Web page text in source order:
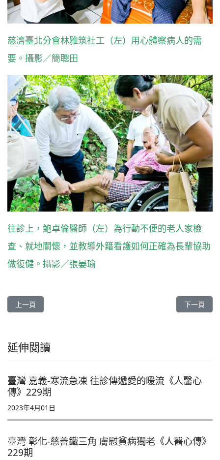
慈濟臺北分會林雅筑社工（左）用心體察病人的需
要。攝影／簡聰田
往診上，鮑卓倫醫師（左）為行動不便的老人家檢
查、就地關懷，並教導外籍看護如何正確為長輩協助
做復健。攝影／張晏瑜
上一篇文章: 【臺灣 彰化】人醫志工用心相待 病家都知道《人醫心
上一頁 下一篇文
下一頁
延伸閱讀
臺灣 嘉義-寒流急凍 往診傳遞愛的暖流《人醫心
傳》229期
2023年4月01日
臺灣 彰化-慈善鐵三角 膚慰貧病獨老《人醫心傳》
229期